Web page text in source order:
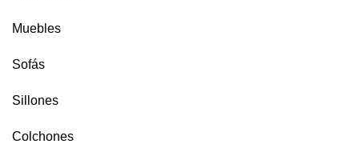
Muebles
Sofás
Sillones
Colchones